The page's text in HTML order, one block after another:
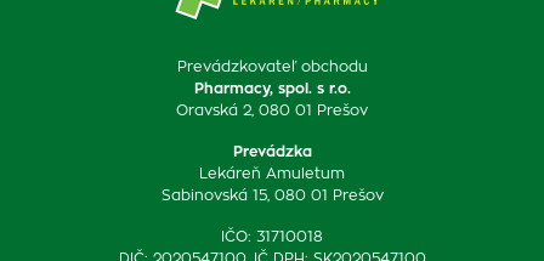
Prevádzkovateľ obchodu
Pharmacy, spol. s r.o.
Oravská 2, 080 01 Prešov
Prevádzka
Lekáreň Amuletum
Sabinovská 15, 080 01 Prešov
IČO: 31710018